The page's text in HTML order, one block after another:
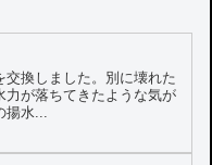
換しました。別に壊れた
力が落ちてきたような気が
水...